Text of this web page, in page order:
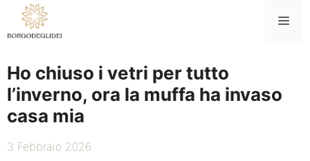
contenuto
Ho chiuso i vetri per tutto
l’inverno, ora la muffa ha invaso
casa mia
3 Febbraio 2026